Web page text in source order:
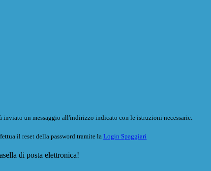
inviato un messaggio all'indirizzo indicato con le istruzioni necessarie.
il reset della password tramite la Login Spaggiari
di posta elettronica!